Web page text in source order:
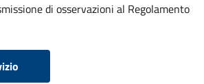
di osservazioni al Regolamento